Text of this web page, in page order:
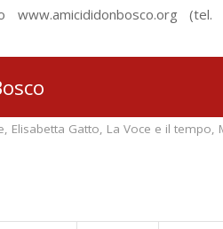
(tel.
, Elisabetta Gatto, La Voce e il tempo,